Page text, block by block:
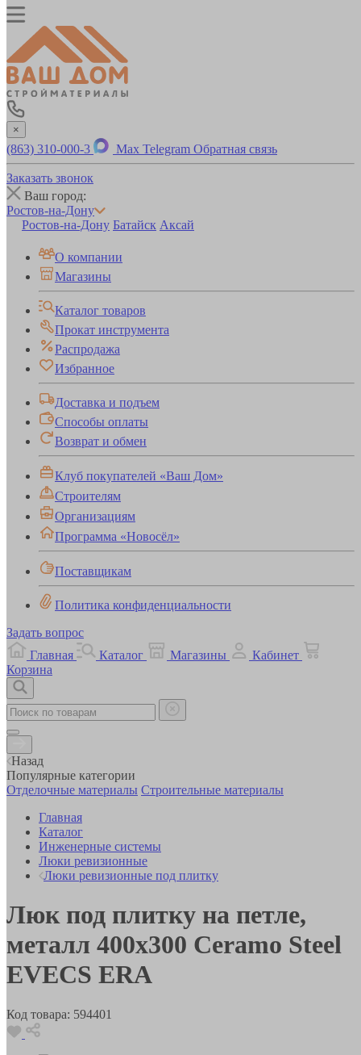
×
(863) 310-000-3 Max Telegram Обратная связь
Заказать звонок
Ваш город:
Ростов-на-Дону
Ростов-на-Дону Батайск Аксай
О компании
Магазины
Каталог товаров
Прокат инструмента
Распродажа
Избранное
Доставка и подъем
Способы оплаты
Возврат и обмен
Клуб покупателей «Ваш Дом»
Строителям
Организациям
Программа «Новосёл»
Поставщикам
Политика конфиденциальности
Задать вопрос
Главная
Каталог Магазины
Кабинет
Корзина
Назад
Популярные категории
Отделочные материалы Строительные материалы
Главная
Каталог
Инженерные системы
Люки ревизионные
Люки ревизионные под плитку
Люк под плитку на петле,
металл 400х300 Ceramo Steel
EVECS ERA
Код товара: 594401